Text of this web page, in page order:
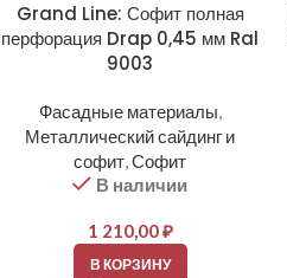
Grand Line: Софит полная
перфорация Drap 0,45 мм Ral
9003
Фасадные материалы,
Металлический сайдинг и
софит,Софит
В наличии
1 210,00₽
В КОРЗИНУ